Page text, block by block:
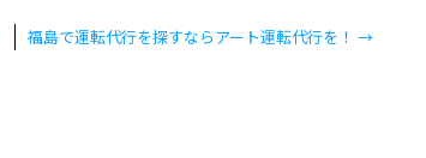
福島で運転代行を探すならアート運転代行を！ →